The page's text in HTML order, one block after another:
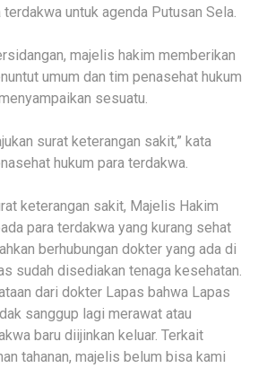
untuk agenda Putusan Sela.
majelis hakim memberikan
umum dan tim penasehat hukum
sesuatu.
surat keterangan sakit,” kata
hukum para terdakwa.
keterangan sakit, Majelis Hakim
para terdakwa yang kurang sehat
berhubungan dokter yang ada di
sudah disediakan tenaga kesehatan.
dari dokter Lapas bahwa Lapas
sanggup lagi merawat atau
baru diijinkan keluar. Terkait
tahanan, majelis belum bisa kami